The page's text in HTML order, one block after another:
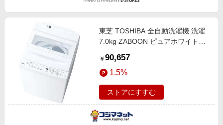
東芝 TOSHIBA 全自動洗濯機 洗濯
7.0kg ZABOON ピュアホワイト
￥ 90,657
1.5%
ストアにすすむ